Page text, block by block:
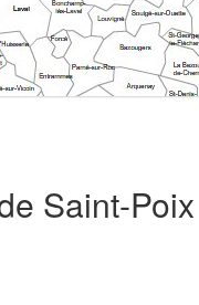
Saint-Poix